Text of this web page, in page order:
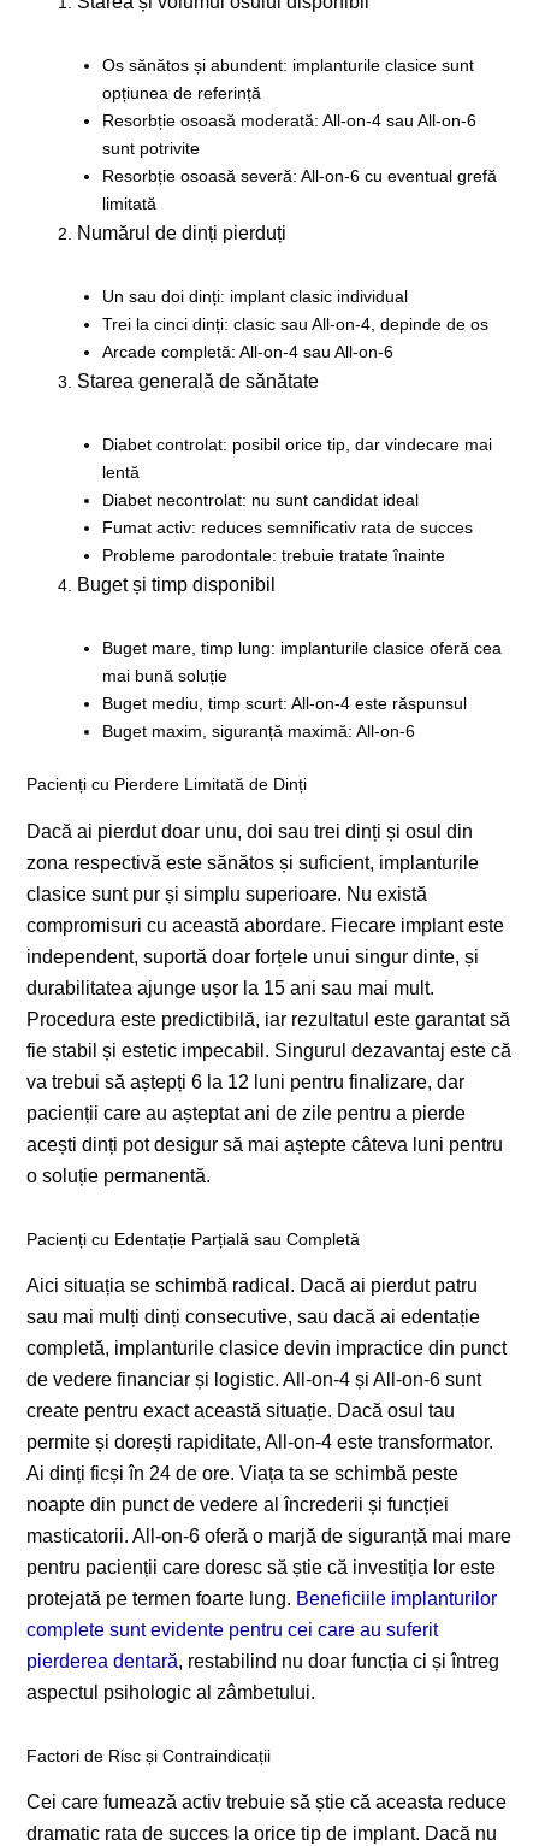
Os sănătos și abundent: implanturile clasice sunt
opțiunea de referință
Resorbție osoasă moderată: All-on-4 sau All-on-6
sunt potrivite
Resorbție osoasă severă: All-on-6 cu eventual grefă
limitată
Numărul de dinți pierduți
Un sau doi dinți: implant clasic individual
Trei la cinci dinți: clasic sau All-on-4, depinde de os
Arcade completă: All-on-4 sau All-on-6
Starea generală de sănătate
Diabet controlat: posibil orice tip, dar vindecare mai
lentă
Diabet necontrolat: nu sunt candidat ideal
Fumat activ: reduces semnificativ rata de succes
Probleme parodontale: trebuie tratate înainte
Buget și timp disponibil
Buget mare, timp lung: implanturile clasice oferă cea
mai bună soluție
Buget mediu, timp scurt: All-on-4 este răspunsul
Buget maxim, siguranță maximă: All-on-6
Pacienți cu Pierdere Limitată de Dinți
Dacă ai pierdut doar unu, doi sau trei dinți și osul din
zona respectivă este sănătos și suficient, implanturile
clasice sunt pur și simplu superioare. Nu există
compromisuri cu această abordare. Fiecare implant este
independent, suportă doar forțele unui singur dinte, și
durabilitatea ajunge ușor la 15 ani sau mai mult.
Procedura este predictibilă, iar rezultatul este garantat să
fie stabil și estetic impecabil. Singurul dezavantaj este că
va trebui să aștepți 6 la 12 luni pentru finalizare, dar
pacienții care au așteptat ani de zile pentru a pierde
acești dinți pot desigur să mai aștepte câteva luni pentru
o soluție permanentă.
Pacienți cu Edentație Parțială sau Completă
Aici situația se schimbă radical. Dacă ai pierdut patru
sau mai mulți dinți consecutive, sau dacă ai edentație
completă, implanturile clasice devin impractice din punct
de vedere financiar și logistic. All-on-4 și All-on-6 sunt
create pentru exact această situație. Dacă osul tau
permite și dorești rapiditate, All-on-4 este transformator.
Ai dinți ficși în 24 de ore. Viața ta se schimbă peste
noapte din punct de vedere al încrederii și funcției
masticatorii. All-on-6 oferă o marjă de siguranță mai mare
pentru pacienții care doresc să știe că investiția lor este
protejată pe termen foarte lung. Beneficiile implanturilor
complete sunt evidente pentru cei care au suferit
pierderea dentară, restabilind nu doar funcția ci și întreg
aspectul psihologic al zâmbetului.
Factori de Risc și Contraindica­ții
Cei care fumează activ trebuie să știe că aceasta reduce
dramatic rata de succes la orice tip de implant. Dacă nu